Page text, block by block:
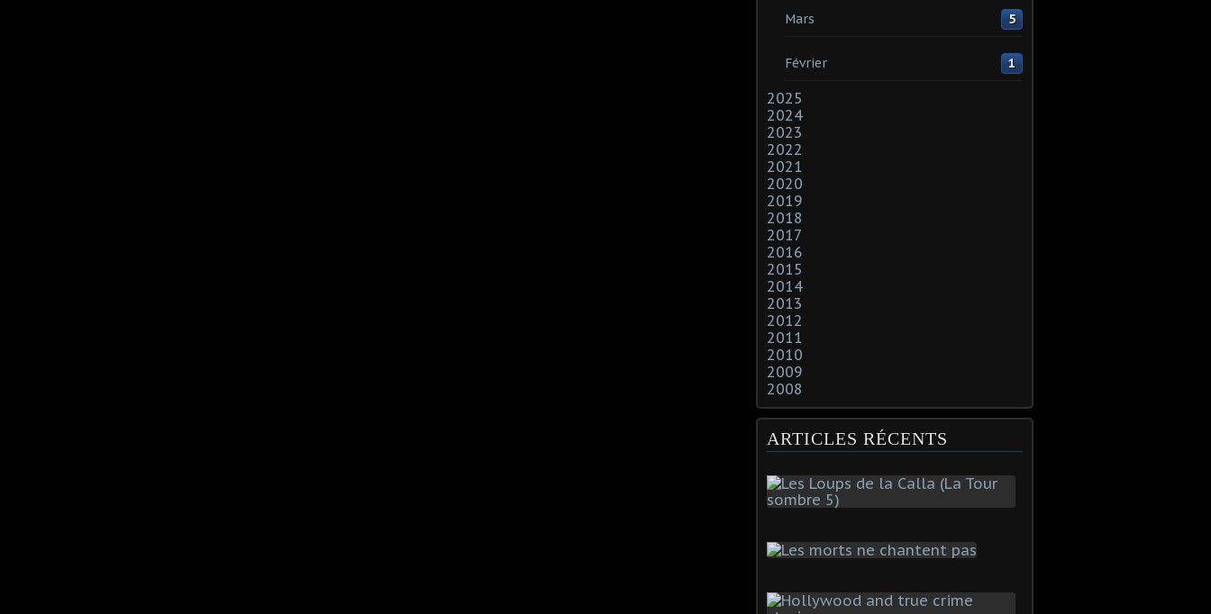
Mars 5
Février 1
2025
2024
2023
2022
2021
2020
2019
2018
2017
2016
2015
2014
2013
2012
2011
2010
2009
2008
ARTICLES RÉCENTS